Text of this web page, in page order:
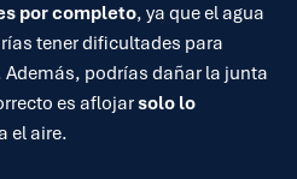
por completo, ya que el agua
tener dificultades para
podrías dañar la junta
es aflojarsolo lo
el aire.